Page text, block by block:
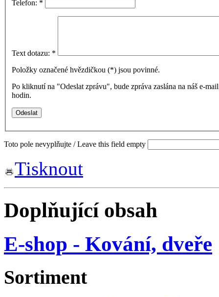
Telefon: *
Text dotazu: *
Položky označené hvězdičkou (*) jsou povinné.
Po kliknutí na "Odeslat zprávu", bude zpráva zaslána na náš e-
hodin.
Toto pole nevyplňujte / Leave this field empty
Tisknout
Doplňující obsah
E-shop - Kování, dveře
Sortiment